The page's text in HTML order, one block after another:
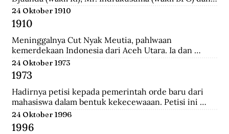
Hirschfeld (wakil Belanda), membuat perjanjian
bahwa RIS akan mengambil alih pijaman-pinjaman
Hindia Belanda yang semuanya berjumlah 4.300 juta
gulden.
24 Oktober 1910
1910
Meninggalnya Cut Nyak Meutia, pahlwaan
kemerdekaan Indonesia dari Aceh Utara. Ia dan
pasukannya terus melakukan perlawanan dengan
menyerang dan merampas pos kolonial di wilaya Gayo
yang melewati hutan.
24 Oktober 1973
1973
Hadirnya petisi kepada pemerintah orde baru dari
mahasiswa dalam bentuk kekecewaaan. Petisi ini
dipicu karena adanya penyelewengan yang dilakukan
oleh pemerintah dan korupsi yang besar.
24 Oktober 1996
1996